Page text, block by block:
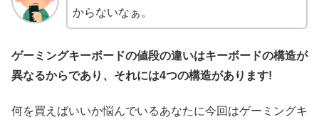
からないなぁ。
ゲーミングキーボードの値段の違いはキーボードの構造が
異なるからであり 、 それには4つの構造があります!
何を買えばいいか悩んでいるあなたに今回はゲーミングキ